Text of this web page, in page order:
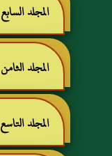
المجلد السابع
المجلد الثامن
المجلد التاسع